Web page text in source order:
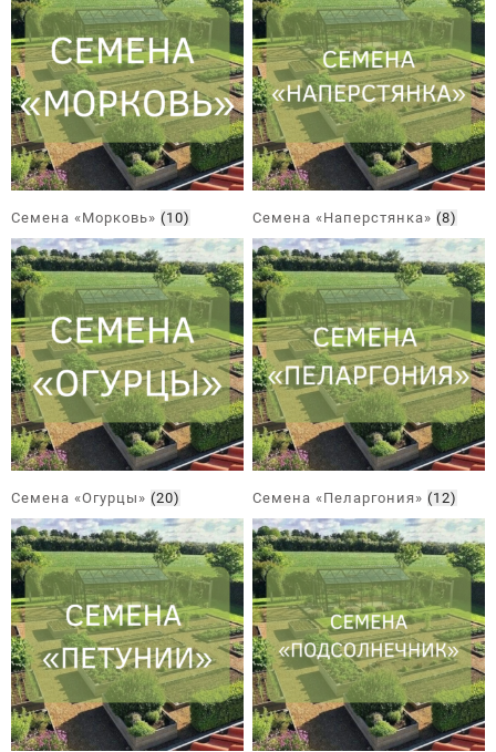
Семена «Морковь» (10) Семена «Наперстянка»(8)
Семена «Огурцы» (20) Семена «Пеларгония»(12)